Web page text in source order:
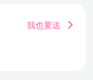
我也要送